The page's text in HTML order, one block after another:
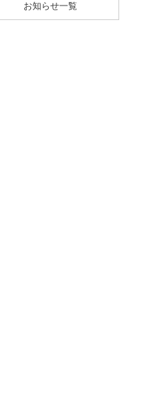
お知らせ一覧